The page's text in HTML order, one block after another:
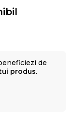
de
produs.